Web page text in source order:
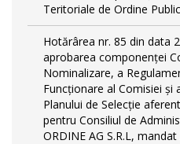
Teritoriale de Ordine
Hotărârea nr. 85 din data
aprobarea componenței
Nominalizare, a
Funcționare al Comisiei și
Planului de Selecție
pentru Consiliul de
ORDINE AG S.R.L,